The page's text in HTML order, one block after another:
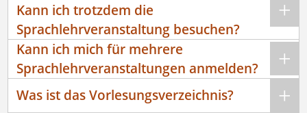
Kann ich trotzdem die
Sprachlehrveranstaltung besuchen?
Kann ich mich für mehrere
Sprachlehrveranstaltungen anmelden?
Was ist das Vorlesungsverzeichnis?